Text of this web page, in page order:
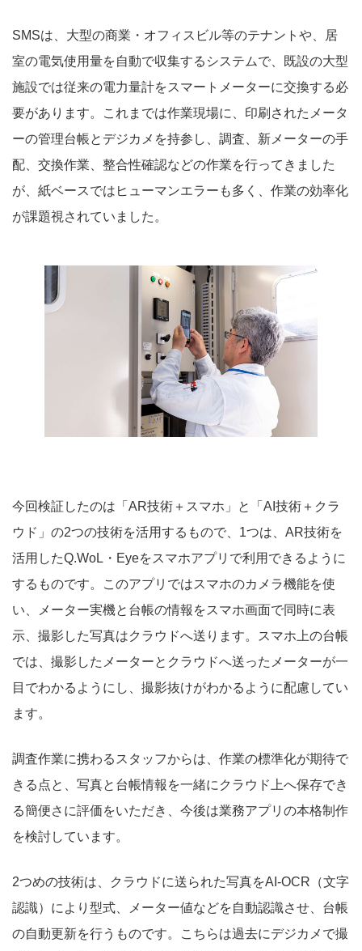
SMSは、大型の商業・オフィスビル等のテナントや、居
室の電気使用量を自動で収集するシステムで、既設の大型
施設では従来の電力量計をスマートメーターに交換する必
要があります。これまでは作業現場に、印刷されたメータ
ーの管理台帳とデジカメを持参し、調査、新メーターの手
配、交換作業、整合性確認などの作業を行ってきました
が、紙ベースではヒューマンエラーも多く、作業の効率化
が課題視されていました。
今回検証したのは「AR技術＋スマホ」と「AI技術＋クラ
ウド」の2つの技術を活用するもので、1つは、AR技術を
活用したQ.WoL・Eyeをスマホアプリで利用できるように
するものです。このアプリではスマホのカメラ機能を使
い、メーター実機と台帳の情報をスマホ画面で同時に表
示、撮影した写真はクラウドへ送ります。スマホ上の台帳
では、撮影したメーターとクラウドへ送ったメーターが一
目でわかるようにし、撮影抜けがわかるように配慮してい
ます。
調査作業に携わるスタッフからは、作業の標準化が期待で
きる点と、写真と台帳情報を一緒にクラウド上へ保存でき
る簡便さに評価をいただき、今後は業務アプリの本格制作
を検討しています。
2つめの技術は、クラウドに送られた写真をAI-OCR（文字
認識）により型式、メーター値などを自動認識させ、台帳
の自動更新を行うものです。こちらは過去にデジカメで撮